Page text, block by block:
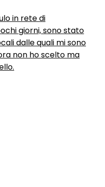
in rete di
giorni, sono stato
dalle quali mi sono
non ho scelto ma